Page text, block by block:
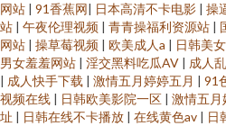
网站 | 91香蕉网| 日本高清不卡电影 | 操
站 | 午夜伦理视频 | 青青操福利资源站 |
网站 | 操草莓视频 | 欧美成人a | 日韩美
男女羞羞网站 | 淫交黑料吃瓜AV | 成人
| 成人快手下载 | 激情五月婷婷五月 | 91
视频在线 | 日韩欧美影院一区 | 激情五月
址 | 日韩在线不卡播放 | 在线黄色av | 日